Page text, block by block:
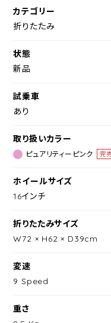
カテゴリー
折りたたみ
状態
新品
試乗車
あり
取り扱いカラー
ピュアリティーピンク 完
ホイールサイズ
16インチ
折りたたみサイズ
W72 × H62 × D39cm
変速
9 Speed
重さ